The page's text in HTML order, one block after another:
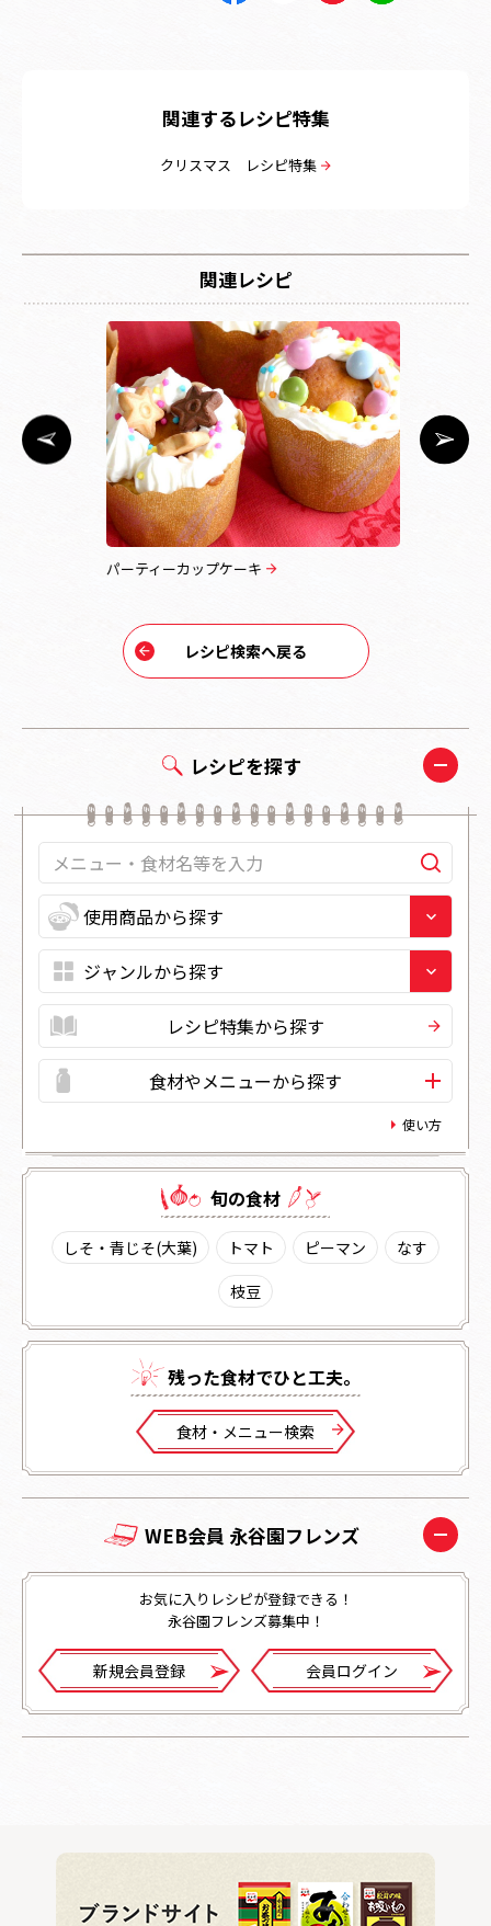
レシピを探す
レシピ特集から探す
食材やメニューから探す
使い方
旬の⾷材
しそ・青じそ(大葉) トマト ピーマン
なす
枝豆
残った⾷材でひと⼯夫。
⾷材・メニュー検索
WEB会員 永谷園フレンズ
お気に入りレシピが登録できる！
永谷園フレンズ募集中！
新規会員登録 会員ログイン
関連するレシピ特集
クリスマス レシピ特集
関連レシピ
パーティーカップケーキ
レシピ検索へ戻る